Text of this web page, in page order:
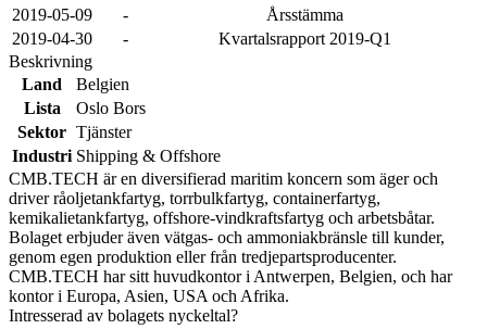
2019-05-09
-
Årsstämma
2019-04-30
-
Kvartalsrapport 2019-Q1
Beskrivning
Land
Belgien
Lista
Oslo Bors
Sektor Tjänster
Industri Shipping & Offshore
CMB.TECH är en diversifierad maritim koncern som äger och
driver råoljetankfartyg, torrbulkfartyg, containerfartyg,
kemikalietankfartyg, offshore-vindkraftsfartyg och arbetsbåtar.
Bolaget erbjuder även vätgas- och ammoniakbränsle till kunder,
genom egen produktion eller från tredjepartsproducenter.
CMB.TECH har sitt huvudkontor i Antwerpen, Belgien, och har
kontor i Europa, Asien, USA och Afrika.
Intresserad av bolagets nyckeltal?